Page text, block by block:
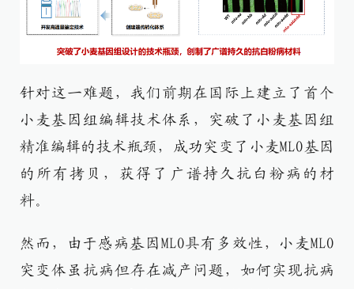
针对这一难题，我们前期在国际上建立了首个
小麦基因组编辑技术体系，突破了小麦基因组
精准编辑的技术瓶颈，成功突变了小麦MLO基因
的所有拷贝，获得了广谱持久抗白粉病的材
料。​
然而，由于感病基因MLO具有多效性，小麦MLO
突变体虽抗病但存在减产问题，如何实现抗病